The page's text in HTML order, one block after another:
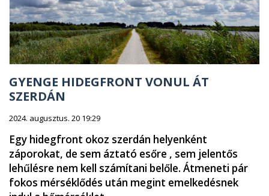
GYENGE HIDEGFRONT VONUL ÁT
SZERDÁN
2024. augusztus. 20 19:29
Egy hidegfront okoz szerdán helyenként
záporokat, de sem áztató esőre , sem jelentős
lehűlésre nem kell számítani belőle. Átmeneti pár
fokos mérséklődés után megint emelkedésnek